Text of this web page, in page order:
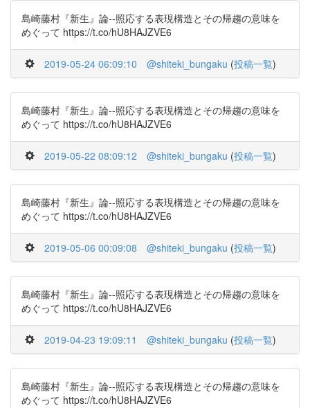
島崎藤村『新生』論--照応する表現構造とその帰趨の意味を
めぐって https://t.co/hU8HAJZVE6
2019-05-24 06:09:10 @shiteki_bungaku (投稿一覧)
島崎藤村『新生』論--照応する表現構造とその帰趨の意味を
めぐって https://t.co/hU8HAJZVE6
2019-05-22 08:09:12 @shiteki_bungaku (投稿一覧)
島崎藤村『新生』論--照応する表現構造とその帰趨の意味を
めぐって https://t.co/hU8HAJZVE6
2019-05-06 00:09:08 @shiteki_bungaku (投稿一覧)
島崎藤村『新生』論--照応する表現構造とその帰趨の意味を
めぐって https://t.co/hU8HAJZVE6
2019-04-23 19:09:11 @shiteki_bungaku (投稿一覧)
島崎藤村『新生』論--照応する表現構造とその帰趨の意味を
めぐって https://t.co/hU8HAJZVE6